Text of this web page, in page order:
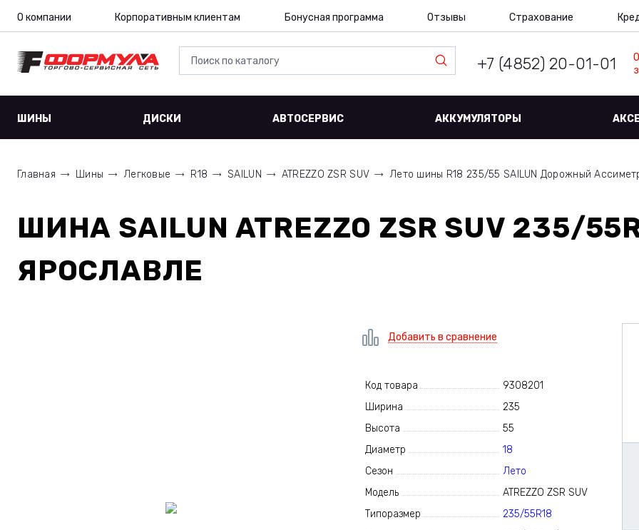
О компании Корпоративным клиентам Бонусная программа Отзывы Страхование
+7 (4852) 20-01-01
ШИНЫ ДИСКИ АВТОСЕРВИС АККУМУЛЯТОРЫ
Главная Шины Легковые R18 SAILUN ATREZZO ZSR SUV Лето шины R18 235/55 SAILUN Дорожный
ШИНА SAILUN ATREZZO ZSR SUV 235/
ЯРОСЛАВЛЕ
Добавить в сравнение
Код товара
9308201
Ширина
235
Высота
55
Диаметр
18
Сезон
Лето
Модель
ATREZZO ZSR SUV
Типоразмер
235/55R18